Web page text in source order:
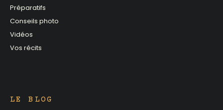
Préparatifs
Conseils photo
Vidéos
Vos récits
LE BLOG